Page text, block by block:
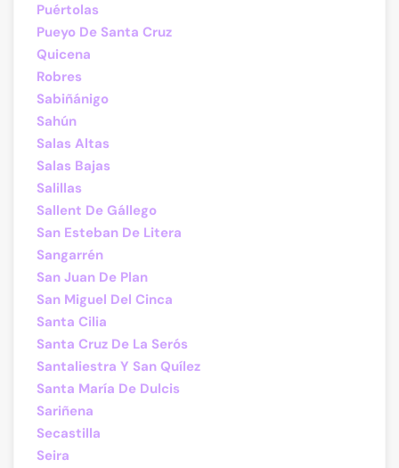
Puértolas
Pueyo De Santa Cruz
Quicena
Robres
Sabiñánigo
Sahún
Salas Altas
Salas Bajas
Salillas
Sallent De Gállego
San Esteban De Litera
Sangarrén
San Juan De Plan
San Miguel Del Cinca
Santa Cilia
Santa Cruz De La Serós
Santaliestra Y San Quílez
Santa María De Dulcis
Sariñena
Secastilla
Seira